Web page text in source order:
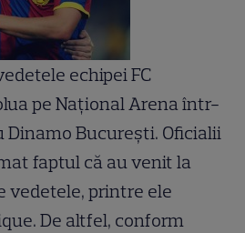
echipei FC
pe Naţional Arena într-
Dinamo Bucureşti. Oficialii
faptul că au venit la
vedetele, printre ele
De altfel, conform